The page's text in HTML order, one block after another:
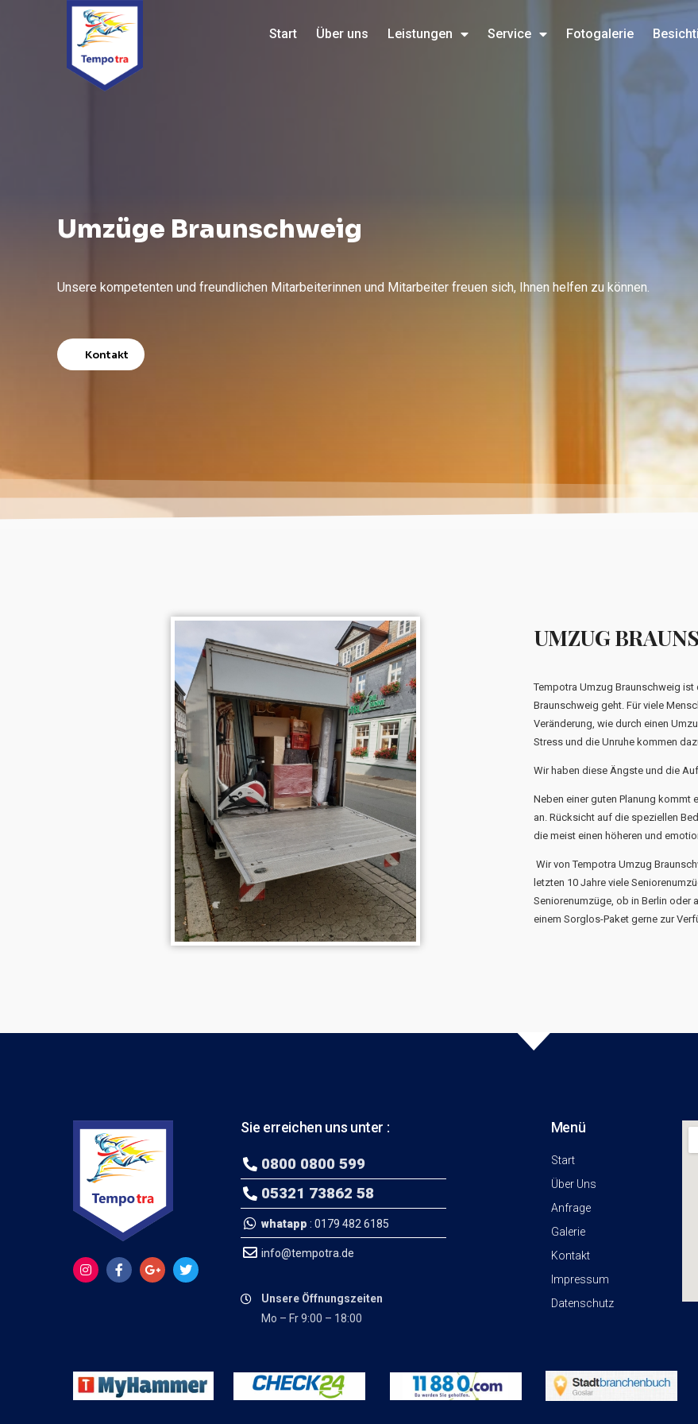
Start Über uns Leistungen Service Fotogalerie
Umzüge Braunschweig
Unsere kompetenten und freundlichen Mitarbeiterinnen und Mitarbeiter freuen sich, Ihnen helfen zu können.
Kontakt
UMZUG
Tempotra Umzug Braunschweig ist
Braunschweig geht. Für viele
Veränderung, wie durch einen
Stress und die Unruhe kommen
Wir haben diese Ängste und die
Neben einer guten Planung kommt
an. Rücksicht auf die speziellen
die meist einen höheren und
Wir von Tempotra Umzug
letzten 10 Jahre viele
Seniorenumzüge, ob in Berlin oder
einem Sorglos-Paket gerne zur
Sie erreichen uns unter :
0800 0800 599
05321 73862 58
whatapp : 0179 482 6185
info@tempotra.de
Unsere Öffnungszeiten
Mo – Fr 9:00 – 18:00
Menü
Start
Über Uns
Anfrage
Galerie
Kontakt
Impressum
Datenschutz